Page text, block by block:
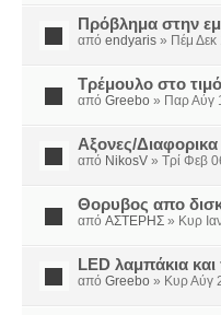
Πρόβλημα στην
από endyaris » Πέμ
Τρέμουλο στο
από Greebo » Παρ Αύγ
Αξονες/
από NikosV » Τρί Φεβ
Θορυβος απο
από ΑΣΤΕΡΗΣ » Κυρ
LED λαμπάκια
από Greebo » Κυρ Αύγ